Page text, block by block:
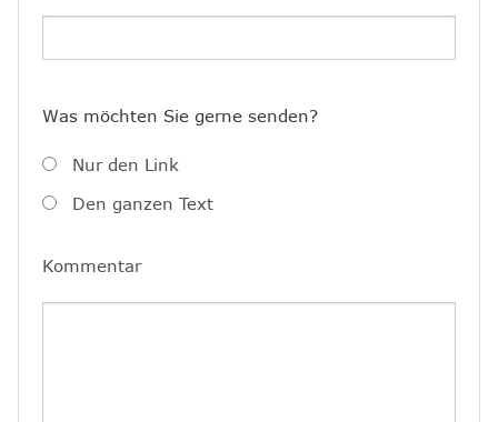
8Kontakt
Was möchten Sie gerne senden?
Nur den Link
Den ganzen Text
Kommentar